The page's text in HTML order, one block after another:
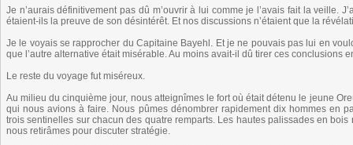
Je n’aurais définitivement pas dû m’ouvrir à lui comme je l’avais fait la veille.
étaient-ils la preuve de son désintérêt. Et nos discussions n’étaient que la
Je le voyais se rapprocher du Capitaine Bayehl. Et je ne pouvais pas lui en
que l’autre alternative était misérable. Au moins avait-il dû tirer ces conclusions
Le reste du voyage fut miséreux.
Au milieu du cinquième jour, nous atteignîmes le fort où était détenu le jeune
qui nous avions à faire. Nous pûmes dénombrer rapidement dix hommes en
trois sentinelles sur chacun des quatre remparts. Les hautes palissades en
nous retirâmes pour discuter stratégie.